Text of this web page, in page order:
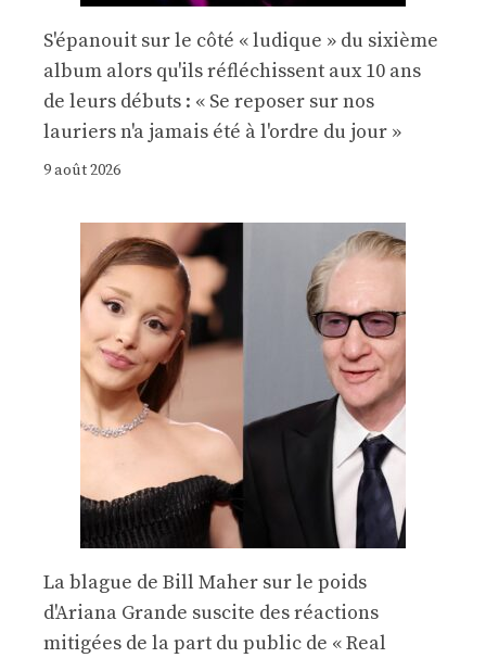
S'épanouit sur le côté « ludique » du sixième
album alors qu'ils réfléchissent aux 10 ans
de leurs débuts : « Se reposer sur nos
lauriers n'a jamais été à l'ordre du jour »
9 août 2026
La blague de Bill Maher sur le poids
d'Ariana Grande suscite des réactions
mitigées de la part du public de « Real